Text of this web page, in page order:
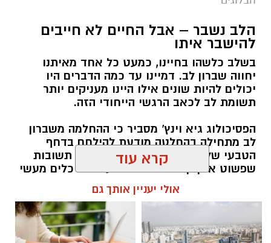
יש לכם מידע חשוב שטרם נחשף? צילומים מאירוע
חדשותי? מצאתם טעות בכתבה? נשמח שתשתפו
אותנו
הלב נשבר – אבל החיים לא חייבים
להישבר איתו
בשלב כלשהו בחיינו, כמעט כל אחד מאיתנו
יחווה שברון לב. דמיינו עד כמה הדברים היו
יכולים להיות שונים אילו היינו מעניקים יותר
תשומת לב לכאב הרגשי הייחודי הזה.
הפסיכולוג גיא וינץ' מסביר כי ההחלמה משברון
לב מתחילה בהחלטה מודעת להילחם בדחף
הטבעי שלנו לייפות את העבר ולחפש תשובות
שפשוט אינן קיימות. הוא מציע ארגז כלים מעשי
שיעזור לנו, בהדרגה, להשתחרר מהכאב ולהמשיך
הלב שלנו אולי נשבר לפעמים, אבל אנחנו לא
חייבים להישבר יחד איתו.
קרא עוד
אולי יעניין אותך גם